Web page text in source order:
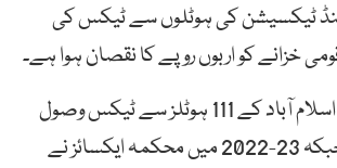
ٹیکسیشن کی ہوٹلوں سے ٹیکس کی
خزانے کو اربوں روپے کا نقصان ہوا ہے۔
رپورٹ کے مطابق اسلام آباد کے 111 ہوٹلز سے ٹیکس وصول
ہی نہیں کیا گیا جبکہ 23-2022 میں محکمہ ایکسائز نے